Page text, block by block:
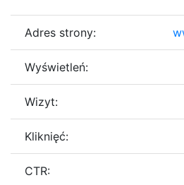
Adres strony:
Wyświetleń:
Wizyt:
Kliknięć:
CTR: